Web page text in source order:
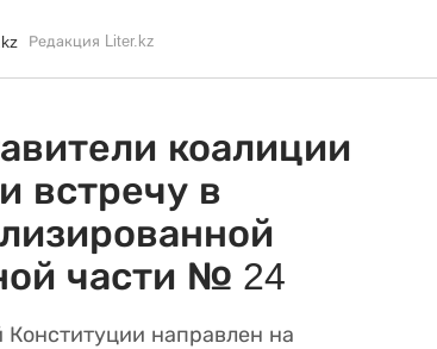
Редакция Liter.kz
коалиции
встречу в
части № 24
Конституции направлен на